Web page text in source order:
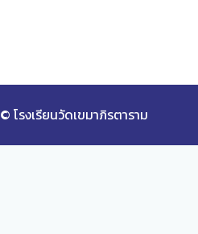
© โรงเรียนวัดเขมาภิรตาราม